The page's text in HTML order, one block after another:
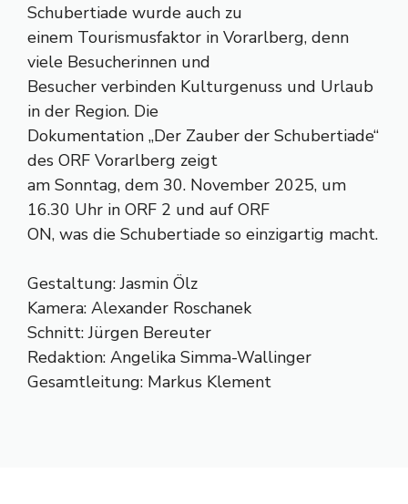
Schubertiade wurde auch zu
einem Tourismusfaktor in Vorarlberg, denn
viele Besucherinnen und
Besucher verbinden Kulturgenuss und Urlaub
in der Region. Die
Dokumentation „Der Zauber der Schubertiade“
des ORF Vorarlberg zeigt
am Sonntag, dem 30. November 2025, um
16.30 Uhr in ORF 2 und auf ORF
ON, was die Schubertiade so einzigartig macht.
Gestaltung: Jasmin Ölz
Kamera: Alexander Roschanek
Schnitt: Jürgen Bereuter
Redaktion: Angelika Simma-Wallinger
Gesamtleitung: Markus Klement